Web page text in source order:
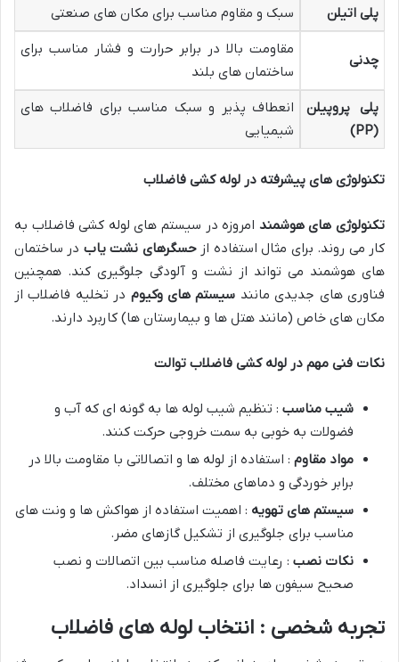
پلی اتیلن
سبک و مقاوم مناسب برای مکان های صنعتی
چدنی
مقاومت بالا در برابر حرارت و فشار مناسب برای
ساختمان های بلند
پلی پروپیلن
(PP)
انعطاف پذیر و سبک مناسب برای فاضلاب های
شیمیایی
تکنولوژی های پیشرفته در لوله کشی فاضلاب
تکنولوژی های هوشمند امروزه در سیستم های لوله کشی فاضلاب به
کار می روند. برای مثال استفاده ازحسگرهای نشت یاب در ساختمان
های هوشمند می تواند از نشت و آلودگی جلوگیری کند. همچنین
فناوری های جدیدی مانند سیستم های وکیوم در تخلیه فاضلاب از
مکان های خاص (مانند هتل ها و بیمارستان ها) کاربرد دارند.
نکات فنی مهم در لوله کشی فاضلاب توالت
شیب مناسب : تنظیم شیب لوله ها به گونه ای که آب و
فضولات به خوبی به سمت خروجی حرکت کنند.
مواد مقاوم : استفاده از لوله ها و اتصالاتی با مقاومت بالا در
برابر خوردگی و دماهای مختلف.
سیستم های تهویه : اهمیت استفاده از هواکش ها و ونت های
مناسب برای جلوگیری از تشکیل گازهای مضر.
نکات نصب : رعایت فاصله مناسب بین اتصالات و نصب
صحیح سیفون ها برای جلوگیری از انسداد.
تجربه شخصی : انتخاب لوله های فاضلاب